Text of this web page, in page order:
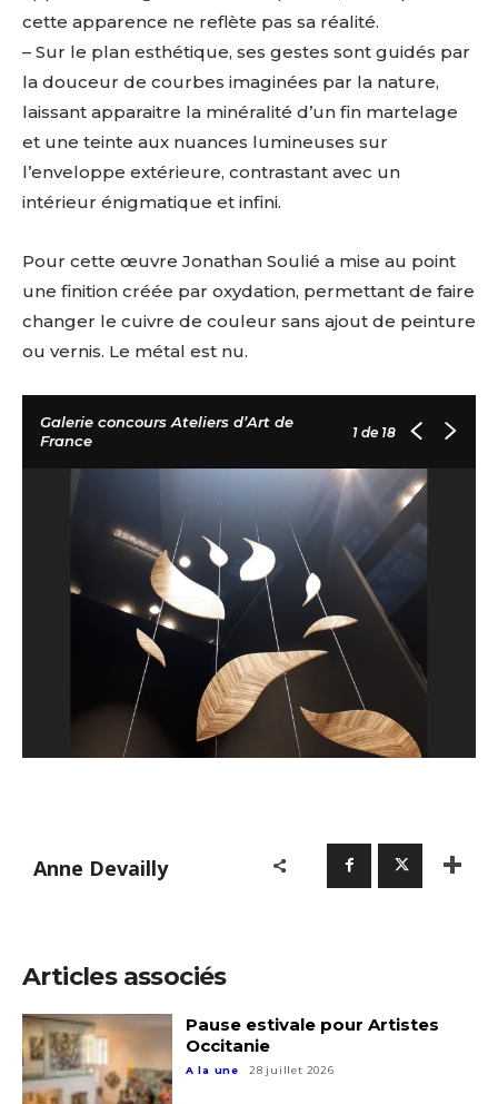
cette apparence ne reflète pas sa réalité.
– Sur le plan esthétique, ses gestes sont guidés par
la douceur de courbes imaginées par la nature,
laissant apparaitre la minéralité d’un fin martelage
et une teinte aux nuances lumineuses sur
l’enveloppe extérieure, contrastant avec un
intérieur énigmatique et infini.
Pour cette œuvre Jonathan Soulié a mise au point
une finition créée par oxydation, permettant de faire
changer le cuivre de couleur sans ajout de peinture
ou vernis. Le métal est nu.
Galerie concours Ateliers d’Art de
France
1 de 18
Anne Devailly
Articles associés
Pause estivale pour Artistes
Occitanie
A la une 28 juillet 2026